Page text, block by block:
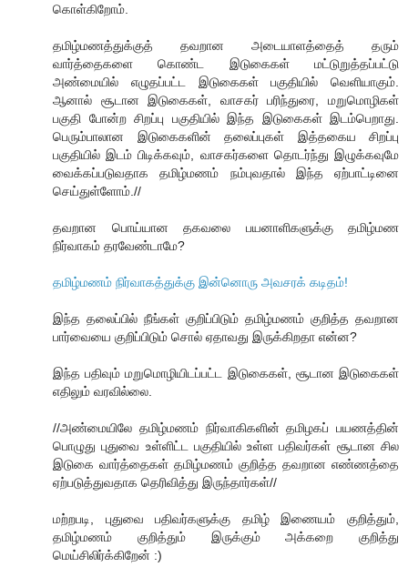
கொள்கிறோம்.
தமிழ்மணத்துக்குத் தவறான அடையாளத்தைத் தரும்
வார்த்தைகளை கொண்ட இடுகைகள் மட்டுறுத்தப்பட்டு
அண்மையில் எழுதப்பட்ட இடுகைகள் பகுதியில் வெளியாகும்.
ஆனால் சூடான இடுகைகள், வாசகர் பரிந்துரை, மறுமொழிகள்
பகுதி போன்ற சிறப்பு பகுதியில் இந்த இடுகைகள் இடம்பெறாது.
பெரும்பாலான இடுகைகளின் தலைப்புகள் இத்தகைய சிறப்பு
பகுதியில் இடம் பிடிக்கவும், வாசகர்களை தொடர்ந்து இழுக்கவுமே
வைக்கப்படுவதாக தமிழ்மணம் நம்புவதால் இந்த ஏற்பாட்டினை
செய்துள்ளோம்.//
தவறான பொய்யான தகவலை பயனாளிகளுக்கு தமிழ்மண
நிர்வாகம் தரவேண்டாமே?
தமிழ்மணம் நிர்வாகத்துக்கு இன்னொரு அவசரக் கடிதம்!
இந்த தலைப்பில் நீங்கள் குறிப்பிடும் தமிழ்மணம் குறித்த தவறான
பார்வையை குறிப்பிடும் சொல் ஏதாவது இருக்கிறதா என்ன?
இந்த பதிவும் மறுமொழியிடப்பட்ட இடுகைகள், சூடான இடுகைகள்
எதிலும் வரவில்லை.
//அண்மையிலே தமிழ்மணம் நிர்வாகிகளின் தமிழகப் பயணத்தின்
பொழுது புதுவை உள்ளிட்ட பகுதியில் உள்ள பதிவர்கள் சூடான சில
இடுகை வார்த்தைகள் தமிழ்மணம் குறித்த தவறான எண்ணத்தை
ஏற்படுத்துவதாக தெரிவித்து இருந்தார்கள்//
மற்றபடி, புதுவை பதிவர்களுக்கு தமிழ் இணையம் குறித்தும்,
தமிழ்மணம் குறித்தும் இருக்கும் அக்கறை குறித்து
மெய்சிலிர்க்கிறேன் :)